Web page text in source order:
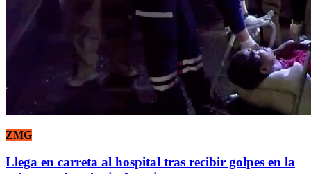
ZMG
Llega en carreta al hospital tras recibir golpes en la